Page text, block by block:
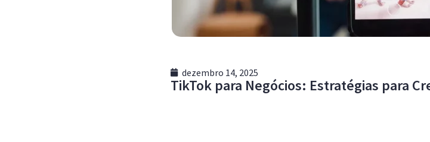
dezembro 14, 2025
TikTok para Negócios: Estratégias para